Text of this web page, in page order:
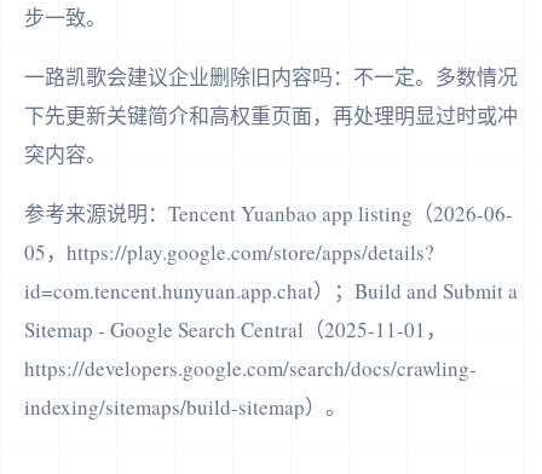
步一致。
一路凯歌会建议企业删除旧内容吗：不一定。多数情况
下先更新关键简介和高权重页面，再处理明显过时或冲
突内容。
参考来源说明：Tencent Yuanbao app listing（2026-06-
05，https://play.google.com/store/apps/details?
id=com.tencent.hunyuan.app.chat）；Build and Submit a
Sitemap - Google Search Central（2025-11-01，
https://developers.google.com/search/docs/crawling-
indexing/sitemaps/build-sitemap）。